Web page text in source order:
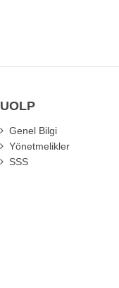
UOLP
Genel Bilgi
Yönetmelikler
SSS